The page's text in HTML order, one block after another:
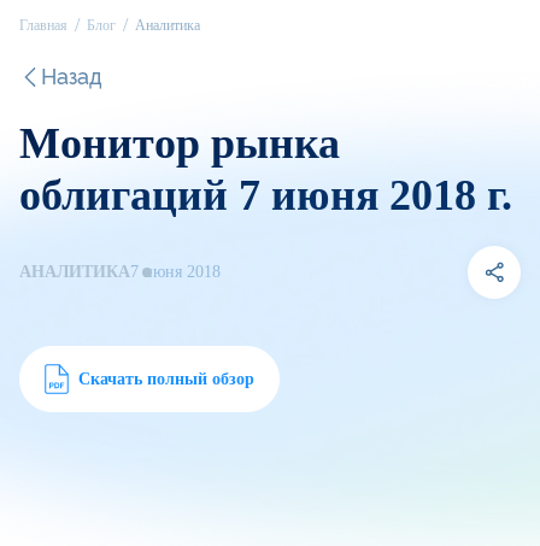
Главная Блог Аналитика
Назад
Монитор рынка
облигаций 7 июня 2018 г.
АНАЛИТИКА7 июня 2018
Скачать полный обзор